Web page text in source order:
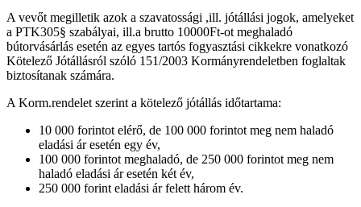
A vevőt megilletik azok a szavatossági ,ill. jótállási jogok, amelyeket
a PTK305§ szabályai, ill.a brutto 10000Ft-ot meghaladó
bútorvásárlás esetén az egyes tartós fogyasztási cikkekre vonatkozó
Kötelező Jótállásról szóló 151/2003 Kormányrendeletben foglaltak
biztosítanak számára.
A Korm.rendelet szerint a kötelező jótállás időtartama:
10 000 forintot elérő, de 100 000 forintot meg nem haladó
eladási ár esetén egy év,
100 000 forintot meghaladó, de 250 000 forintot meg nem
haladó eladási ár esetén két év,
250 000 forint eladási ár felett három év.